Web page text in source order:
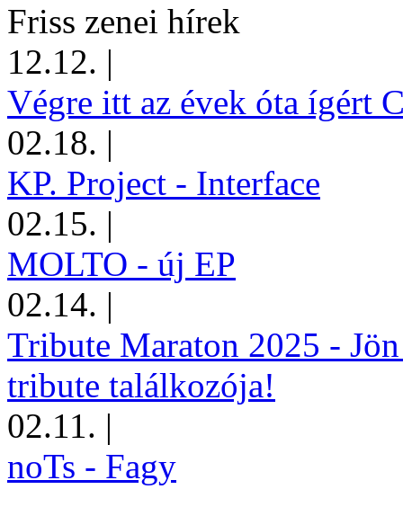
Friss zenei hírek
12.12. |
Végre itt az évek óta ígért
02.18. |
KP. Project - Interface
02.15. |
MOLTO - új EP
02.14. |
Tribute Maraton 2025 -
tribute találkozója!
02.11. |
noTs - Fagy